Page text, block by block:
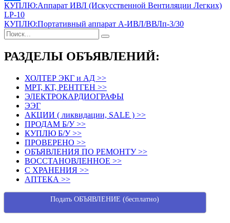
Link
Отправить
Навигация
по
записям
КУПЛЮ:Аппарат ИВЛ (Искусственной Вентиляции Легких)
LP-10
КУПЛЮ:Портативный аппарат А-ИВЛ/ВВЛп-3/30
РАЗДЕЛЫ ОБЪЯВЛЕНИЙ:
ХОЛТЕР ЭКГ и АД >>
МРТ, КТ, РЕНТГЕН >>
ЭЛЕКТРОКАРДИОГРАФЫ
ЭЭГ
АКЦИИ ( ликвидации, SALE ) >>
ПРОДАМ Б/У >>
КУПЛЮ Б/У >>
ПРОВЕРЕНО >>
ОБЪЯВЛЕНИЯ ПО РЕМОНТУ >>
ВОССТАНОВЛЕННОЕ >>
С ХРАНЕНИЯ >>
АПТЕКА >>
Подать ОБЪЯВЛЕНИЕ (бесплатно)